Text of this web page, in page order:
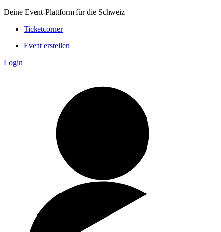
Deine Event-Plattform für die Schweiz
Ticketcorner
Event erstellen
Login